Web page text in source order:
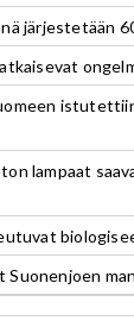
järjestetään
lampaat
Suonenjoen